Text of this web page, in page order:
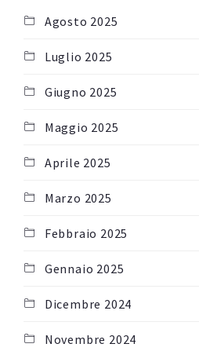
Agosto 2025
Luglio 2025
Giugno 2025
Maggio 2025
Aprile 2025
Marzo 2025
Febbraio 2025
Gennaio 2025
Dicembre 2024
Novembre 2024